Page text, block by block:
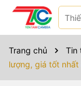
Trang chủ Tin
lượng, giá tốt